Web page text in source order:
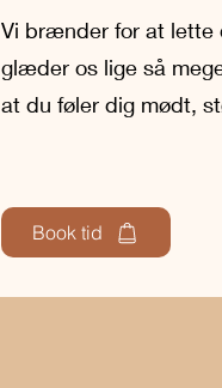
Vi brænder for at lette
glæder os lige så
at du føler dig mødt,
Book tid